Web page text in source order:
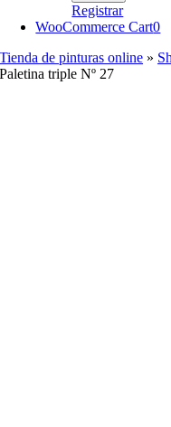
Registrar
WooCommerce Cart0
Tienda de pinturas online »
Paletina triple Nº 27